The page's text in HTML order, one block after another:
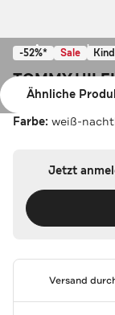
Ähnliche
-52%* Sale
TOMMY
2er-Pack Boxer-
Farbe: weiß-
Jetzt
Versand